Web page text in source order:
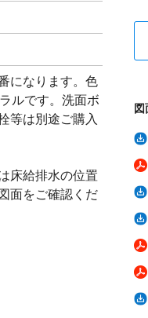
になります。色
ルです。洗面ボ
等は別途ご購入
床給排水の位置
面をご確認くだ